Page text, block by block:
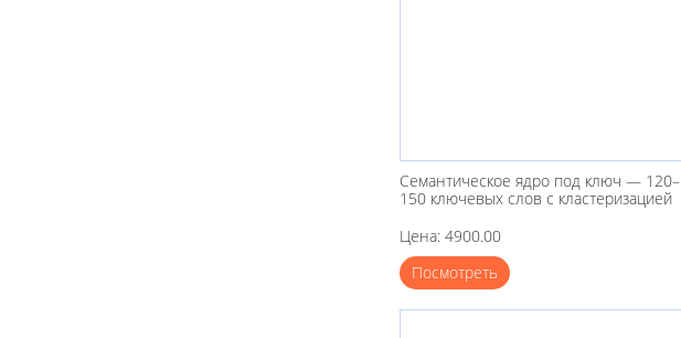
Семантическое ядро под ключ — 120–
150 ключевых слов с кластеризацией
Цена: 4900.00
Посмотреть